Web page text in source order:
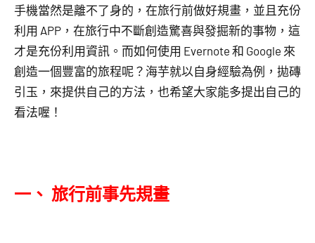
手機當然是離不了身的，在旅行前做好規畫，並且充份
利用 APP，在旅行中不斷創造驚喜與發掘新的事物，這
才是充份利用資訊。而如何使用 Evernote 和 Google 來
創造一個豐富的旅程呢？海芋就以自身經驗為例，拋磚
引玉，來提供自己的方法，也希望大家能多提出自己的
看法喔！
一、 旅行前事先規畫